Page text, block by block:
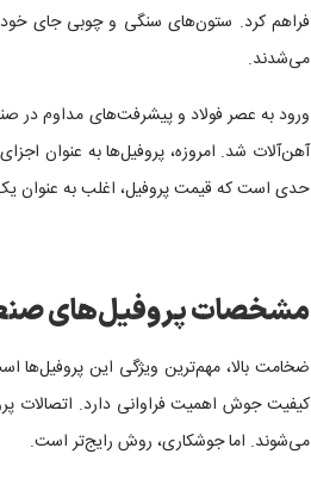
فراهم کرد. ستون‌های سنگی و چوبی جای خود
می‌شدند.
ورود به عصر فولاد و پیشرفت‌های مداوم در
آهن‌آلات شد. امروزه، پروفیل‌ها به عنوان
حدی است که قیمت پروفیل، اغلب به عنوان
مشخصات پروفیل‌های
ضخامت بالا، مهم‌ترین ویژگی این
کیفیت جوش اهمیت فراوانی دارد. اتصالات
می‌شوند. اما جوشکاری، روش رایج‌تر است.